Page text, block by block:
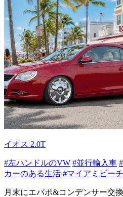
イオス 2.0T
#左ハンドルのVW #並行輸入車
カーのある生活 #マイアミビーチ
月末にエバポ&コンデンサー交